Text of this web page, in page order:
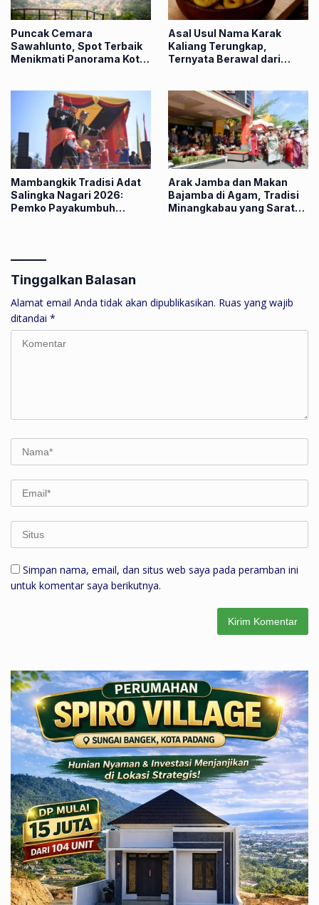
Puncak Cemara
Sawahlunto, Spot Terbaik
Menikmati Panorama Kota
Asal Usul Nama Karak
Kaliang Terungkap,
Ternyata Berawal dari
Mambangkik Tradisi Adat
Salingka Nagari 2026:
Pemko Payakumbuh
Arak Jamba dan Makan
Bajamba di Agam, Tradisi
Minangkabau yang Sarat
Tinggalkan Balasan
Alamat email Anda tidak akan dipublikasikan. Ruas yang wajib
ditandai *
Simpan nama, email, dan situs web saya pada peramban ini
untuk komentar saya berikutnya.